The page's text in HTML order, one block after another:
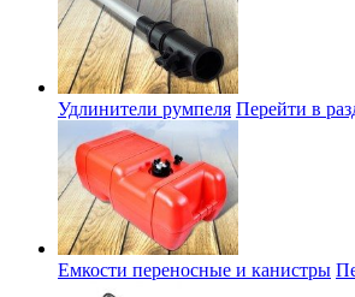
Удлинители румпеля Перейти в
Емкости переносные и канистры